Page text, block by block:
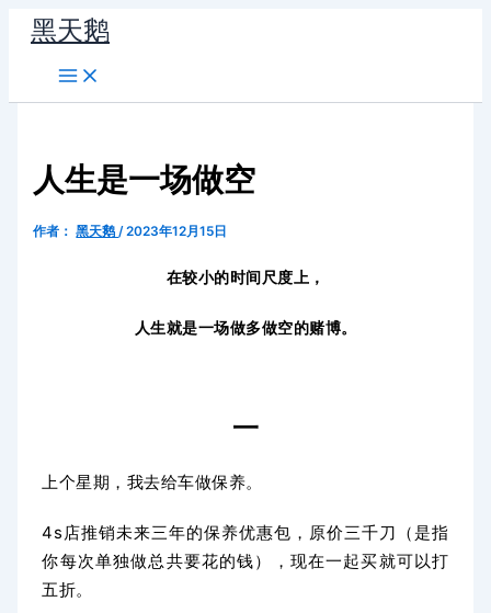
容
黑天鹅
人生是一场做空
作者： 黑天鹅/2023年12月15日
在较小的时间尺度上，
人生就是一场做多做空的赌博。
一
上个星期，我去给车做保养。
4s店推销未来三年的保养优惠包，原价三千刀（是指
你每次单独做总共要花的钱），现在一起买就可以打
五折。